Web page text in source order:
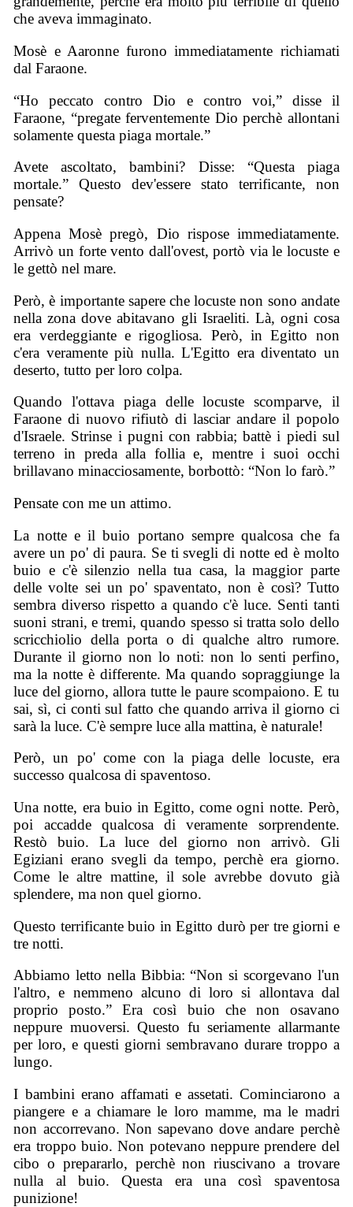
che aveva immaginato.
Mosè e Aaronne furono immediatamente richiamati
dalFaraone.
“Ho peccato contro Dio e contro voi,” disse il
Faraone, “pregate ferventemente Dio perchè allontani
solamente questa piaga mortale.”
Avete ascoltato, bambini? Disse: “Questa piaga
mortale.” Questo dev'essere stato terrificante, non
pensate?
Appena Mosè pregò, Dio rispose immediatamente.
Arrivò un forte vento dall'ovest, portò via le locuste e
le gettò nel mare.
Però, è importante sapere che locuste non sono andate
nella zona dove abitavano gli Israeliti. Là, ogni cosa
era verdeggiante e rigogliosa. Però, in Egitto non
c'era veramente più nulla. L'Egitto era diventato un
deserto, tutto per loro colpa.
Quando l'ottava piaga delle locuste scomparve, il
Faraone di nuovo rifiutò di lasciar andare il popolo
d'Israele. Strinse i pugni con rabbia; battè i piedi sul
terreno in preda alla follia e, mentre i suoi occhi
brillavano minacciosamente, borbottò: “Non lo farò.”
Pensate con me un attimo.
La notte e il buio portano sempre qualcosa che fa
avere un po' di paura. Se ti svegli di notte ed è molto
buio e c'è silenzio nella tua casa, la maggior parte
delle volte sei un po' spaventato, non è così? Tutto
sembra diverso rispetto a quando c'è luce. Senti tanti
suoni strani, e tremi, quando spesso si tratta solo dello
scricchiolio della porta o di qualche altro rumore.
Durante il giorno non lo noti: non lo senti perfino,
ma la notte è differente. Ma quando sopraggiunge la
luce del giorno, allora tutte le paure scompaiono. E tu
sai, sì, ci conti sul fatto che quando arriva il giorno ci
sarà la luce. C'è sempre luce alla mattina, è naturale!
Però, un po' come con la piaga delle locuste, era
successo qualcosa di spaventoso.
Una notte, era buio in Egitto, come ogni notte. Però,
poi accadde qualcosa di veramente sorprendente.
Restò buio. La luce del giorno non arrivò. Gli
Egiziani erano svegli da tempo, perchè era giorno.
Come le altre mattine, il sole avrebbe dovuto già
splendere, ma non quel giorno.
Questo terrificante buio in Egitto durò per tre giorni e
tre notti.
Abbiamo letto nella Bibbia: “Non si scorgevano l'un
l'altro, e nemmeno alcuno di loro si allontava dal
proprio posto.” Era così buio che non osavano
neppure muoversi. Questo fu seriamente allarmante
per loro, e questi giorni sembravano durare troppo a
lungo.
I bambini erano affamati e assetati. Cominciarono a
piangere e a chiamare le loro mamme, ma le madri
non accorrevano. Non sapevano dove andare perchè
era troppo buio. Non potevano neppure prendere del
cibo o prepararlo, perchè non riuscivano a trovare
nulla al buio. Questa era una così spaventosa
punizione!